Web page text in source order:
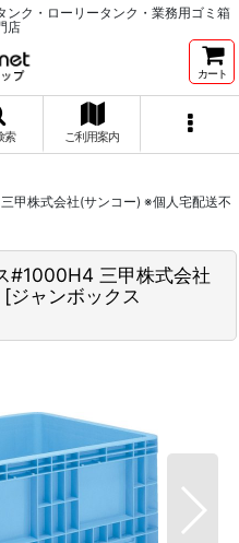
ク・ローリータンク・業務用ゴミ箱
店
カート
索 ご利用案内
甲株式会社(サンコー) ※個人宅配送不
#1000H4 三甲株式会社
[ジャンボックス